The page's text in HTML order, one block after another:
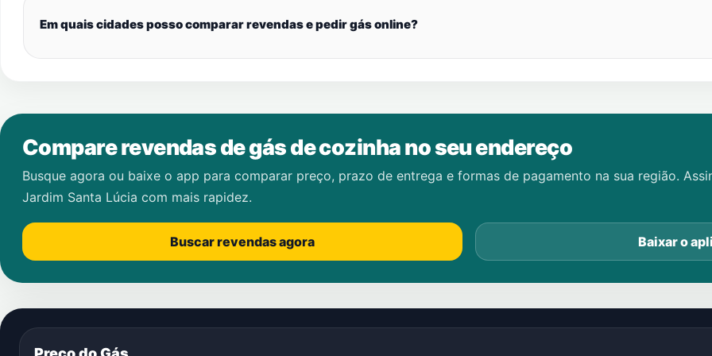
Em quais cidades posso comparar revendas e pedir gás online?
Compare revendas de gás de cozinha no seu endereço
Busque agora ou baixe o app para comparar preço, prazo de entrega e formas de pagamento na sua região.
Jardim Santa Lúcia com mais rapidez.
Buscar revendas agora Baixar o